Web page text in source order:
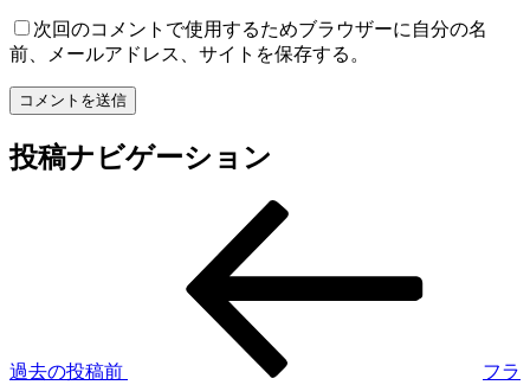
次回のコメントで使用するためブラウザーに自分の名
前、メールアドレス、サイトを保存する。
投稿ナビゲーション
過去の投稿前
フラ